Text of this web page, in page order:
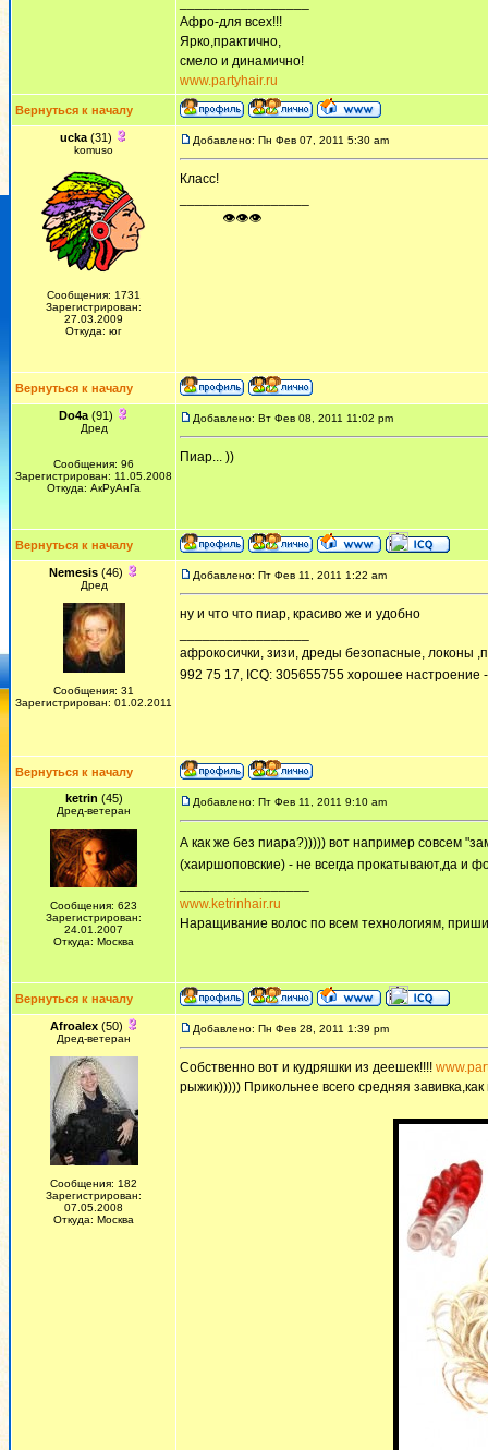
Афро-для всех!!!
Ярко,практично,
смело и динамично!
www.partyhair.ru
Вернуться к началу
ucka (31)
komuso
Сообщения: 1731
Зарегистрирован:
27.03.2009
Откуда: юг
Добавлено: Пн Фев 07, 2011 5:30 am
Класс!
ᅠ ᅠ ᅠ👁👁👁
Вернуться к началу
Do4a (91)
Дред
Сообщения: 96
Зарегистрирован: 11.05.2008
Откуда: АкРуАнГа
Добавлено: Вт Фев 08, 2011 11:02 pm
Пиар... ))
Вернуться к началу
Nemesis (46)
Дред
Сообщения: 31
Зарегистрирован: 01.02.2011
Добавлено: Пт Фев 11, 2011 1:22 am
ну и что что пиар, красиво же и удобно
афрокосички, зизи, дреды безопасные, локоны
992 75 17, ICQ: 305655755 хорошее настроение
Вернуться к началу
ketrin (45)
Дред-ветеран
Сообщения: 623
Зарегистрирован:
24.01.2007
Откуда: Москва
Добавлено: Пт Фев 11, 2011 9:10 am
А как же без пиара?))))) вот например совсем
(хаиршоповские) - не всегда прокатывают,да и
www.ketrinhair.ru
Наращивание волос по всем технологиям,
Вернуться к началу
Afroalex(50)
Дред-ветеран
Сообщения: 182
Зарегистрирован:
07.05.2008
Откуда: Москва
Добавлено: Пн Фев 28, 2011 1:39 pm
Собственно вот и кудряшки из деешек!!!!
рыжик))))) Прикольнее всего средняя завивка,как